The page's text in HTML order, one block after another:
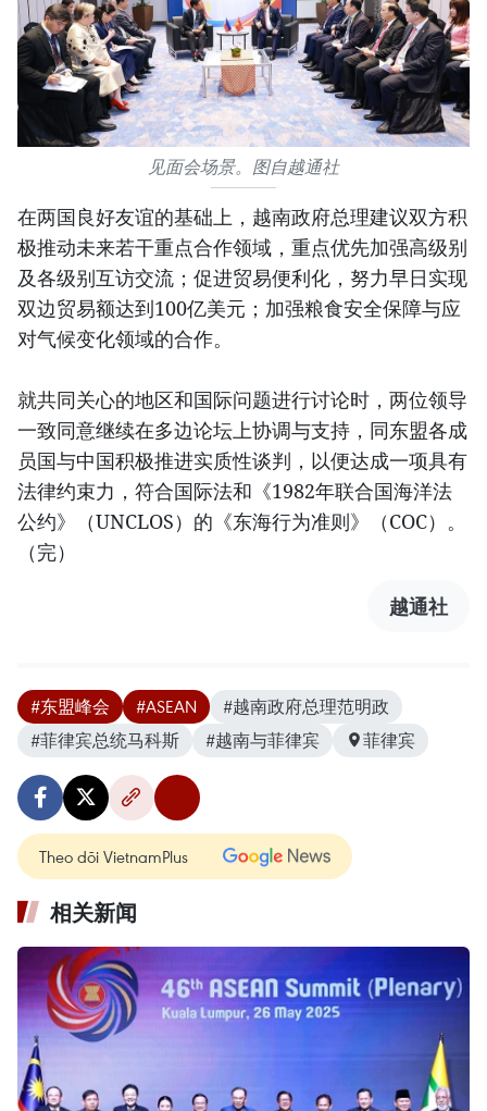
见面会场景。图自越通社
在两国良好友谊的基础上，越南政府总理建议双方积
极推动未来若干重点合作领域，重点优先加强高级别
及各级别互访交流；促进贸易便利化，努力早日实现
双边贸易额达到100亿美元；加强粮食安全保障与应
对气候变化领域的合作。
就共同关心的地区和国际问题进行讨论时，两位领导
一致同意继续在多边论坛上协调与支持，同东盟各成
员国与中国积极推进实质性谈判，以便达成一项具有
法律约束力，符合国际法和《1982年联合国海洋法
公约》（UNCLOS）的《东海行为准则》（COC）。
（完）
越通社
#东盟峰会 #ASEAN
#越南政府总理范明政
#菲律宾总统马科斯
#越南与菲律宾 菲律宾
Theo dõi VietnamPlus
相关新闻